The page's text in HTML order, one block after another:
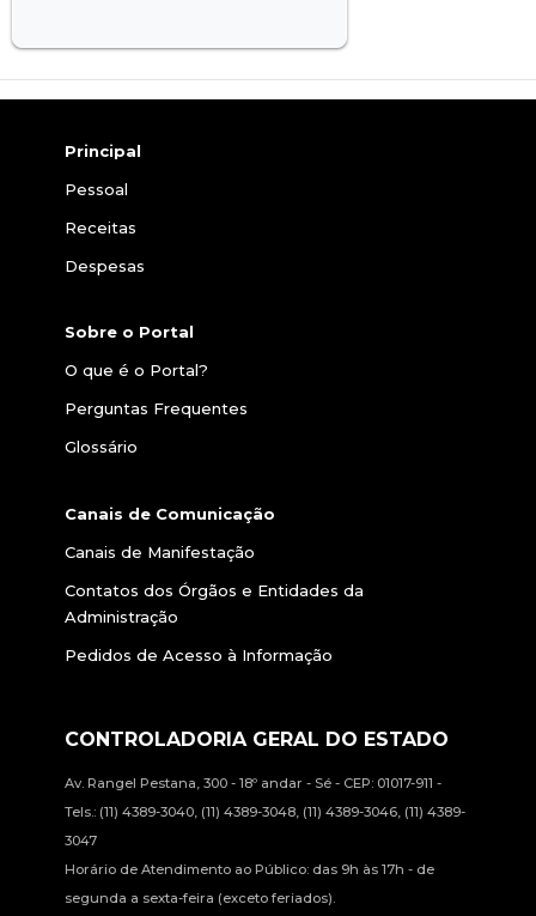
Principal
Pessoal
Receitas
Despesas
Sobre o Portal
O que é o Portal?
Perguntas Frequentes
Glossário
Canais de Comunicação
Canais de Manifestação
Contatos dos Órgãos e Entidades da
Administração
Pedidos de Acesso à Informação
CONTROLADORIA GERAL DO ESTADO
Av. Rangel Pestana, 300 - 18º andar - Sé - CEP: 01017-911 -
Tels.: (11) 4389-3040, (11) 4389-3048, (11) 4389-3046, (11) 4389-
3047
Horário de Atendimento ao Público: das 9h às 17h - de
segunda a sexta-feira (exceto feriados).